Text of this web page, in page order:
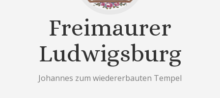
Freimaurer
Ludwigsburg
Johannes zum wiedererbauten Tempel